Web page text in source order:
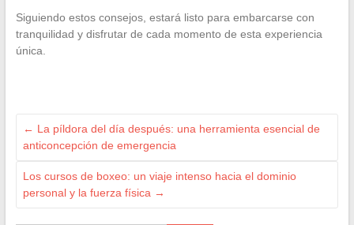
Siguiendo estos consejos, estará listo para embarcarse con
tranquilidad y disfrutar de cada momento de esta experiencia
única.
← La píldora del día después: una herramienta esencial de
anticoncepción de emergencia
Los cursos de boxeo: un viaje intenso hacia el dominio
personal y la fuerza física →